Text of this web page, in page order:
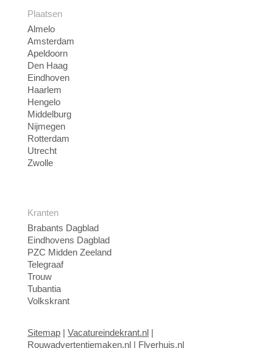
Plaatsen
Almelo
Amsterdam
Apeldoorn
Den Haag
Eindhoven
Haarlem
Hengelo
Middelburg
Nijmegen
Rotterdam
Utrecht
Zwolle
Kranten
Brabants Dagblad
Eindhovens Dagblad
PZC Midden Zeeland
Telegraaf
Trouw
Tubantia
Volkskrant
Sitemap | Vacatureindekrant.nl |
Rouwadvertentiemaken.nl | Flyerhuis.nl